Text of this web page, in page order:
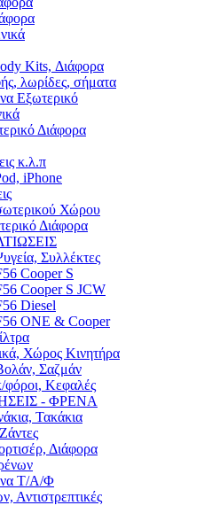
Kits, Διάφορα
λωρίδες, σήματα
Εξωτερικό
Διάφορα
κ.λ.π
iPhone
Χώρου
Διάφορα
Συλλέκτες
Cooper S
Cooper S JCW
Diesel
ONE & Cooper
Χώρος Κινητήρα
Σαζμάν
φόροι, Κεφαλές
- ΦΡΕΝΑ
Τακάκια
Διάφορα
Τ/Α/Φ
Αντιστρεπτικές